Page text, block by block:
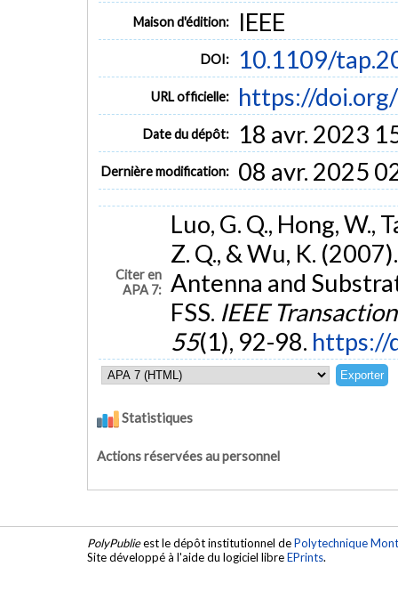
Maison d'édition: IEEE
DOI: 10.1109/
URL officielle: https://
Date du dépôt: 18 avr. 2023
Dernière modification: 08 avr. 2025
Citer en
APA 7:
Luo, G. Q., Hong, W.,
Z. Q., & Wu, K.
Antenna and
FSS. IEEE
55(1), 92-98. https://
Statistiques
Actions réservées au personnel
PolyPublieest le dépôt institutionnel dePolytechnique
Site développé à l'aide du logiciel libreEPrints.